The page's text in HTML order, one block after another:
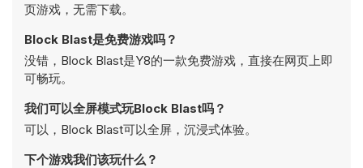
页游戏，无需下载。
Block Blast是免费游戏吗？
没错，Block Blast是Y8的一款免费游戏，直接在网页上即
可畅玩。
我们可以全屏模式玩Block Blast吗？
可以，Block Blast可以全屏，沉浸式体验。
下个游戏我们该玩什么？